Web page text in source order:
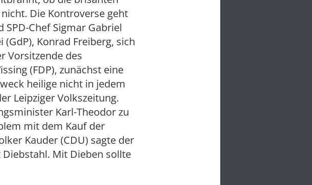
Die Kontroverse geht
Chef Sigmar Gabriel
Konrad Freiberg, sich
Vorsitzende des
(FDP), zunächst eine
heilige nicht in jedem
Leipziger Volkszeitung.
Karl-Theodor zu
mit dem Kauf der
Kauder (CDU) sagte der
Diebstahl. Mit Dieben sollte